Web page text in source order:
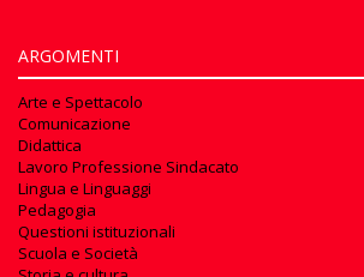
ARGOMENTI
Arte e Spettacolo
Comunicazione
Didattica
Lavoro Professione Sindacato
Lingua e Linguaggi
Pedagogia
Questioni istituzionali
Scuola e Società